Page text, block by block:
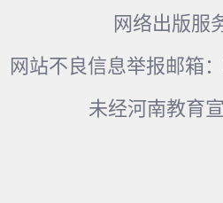
网络出版服
网站不良信息举报邮箱
未经河南教育